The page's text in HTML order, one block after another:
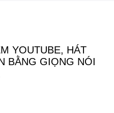
YOUTUBE, HÁT
BẰNG GIỌNG NÓI